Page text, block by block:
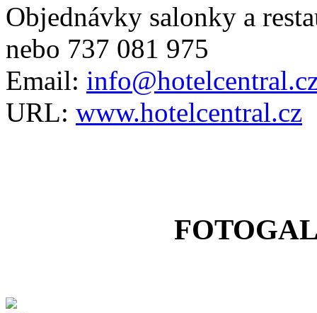
Objednávky salonky a
nebo 737 081 975
Email:
URL: www.hotelcentral.cz